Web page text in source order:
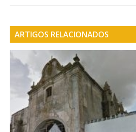
ARTIGOS RELACIONADOS